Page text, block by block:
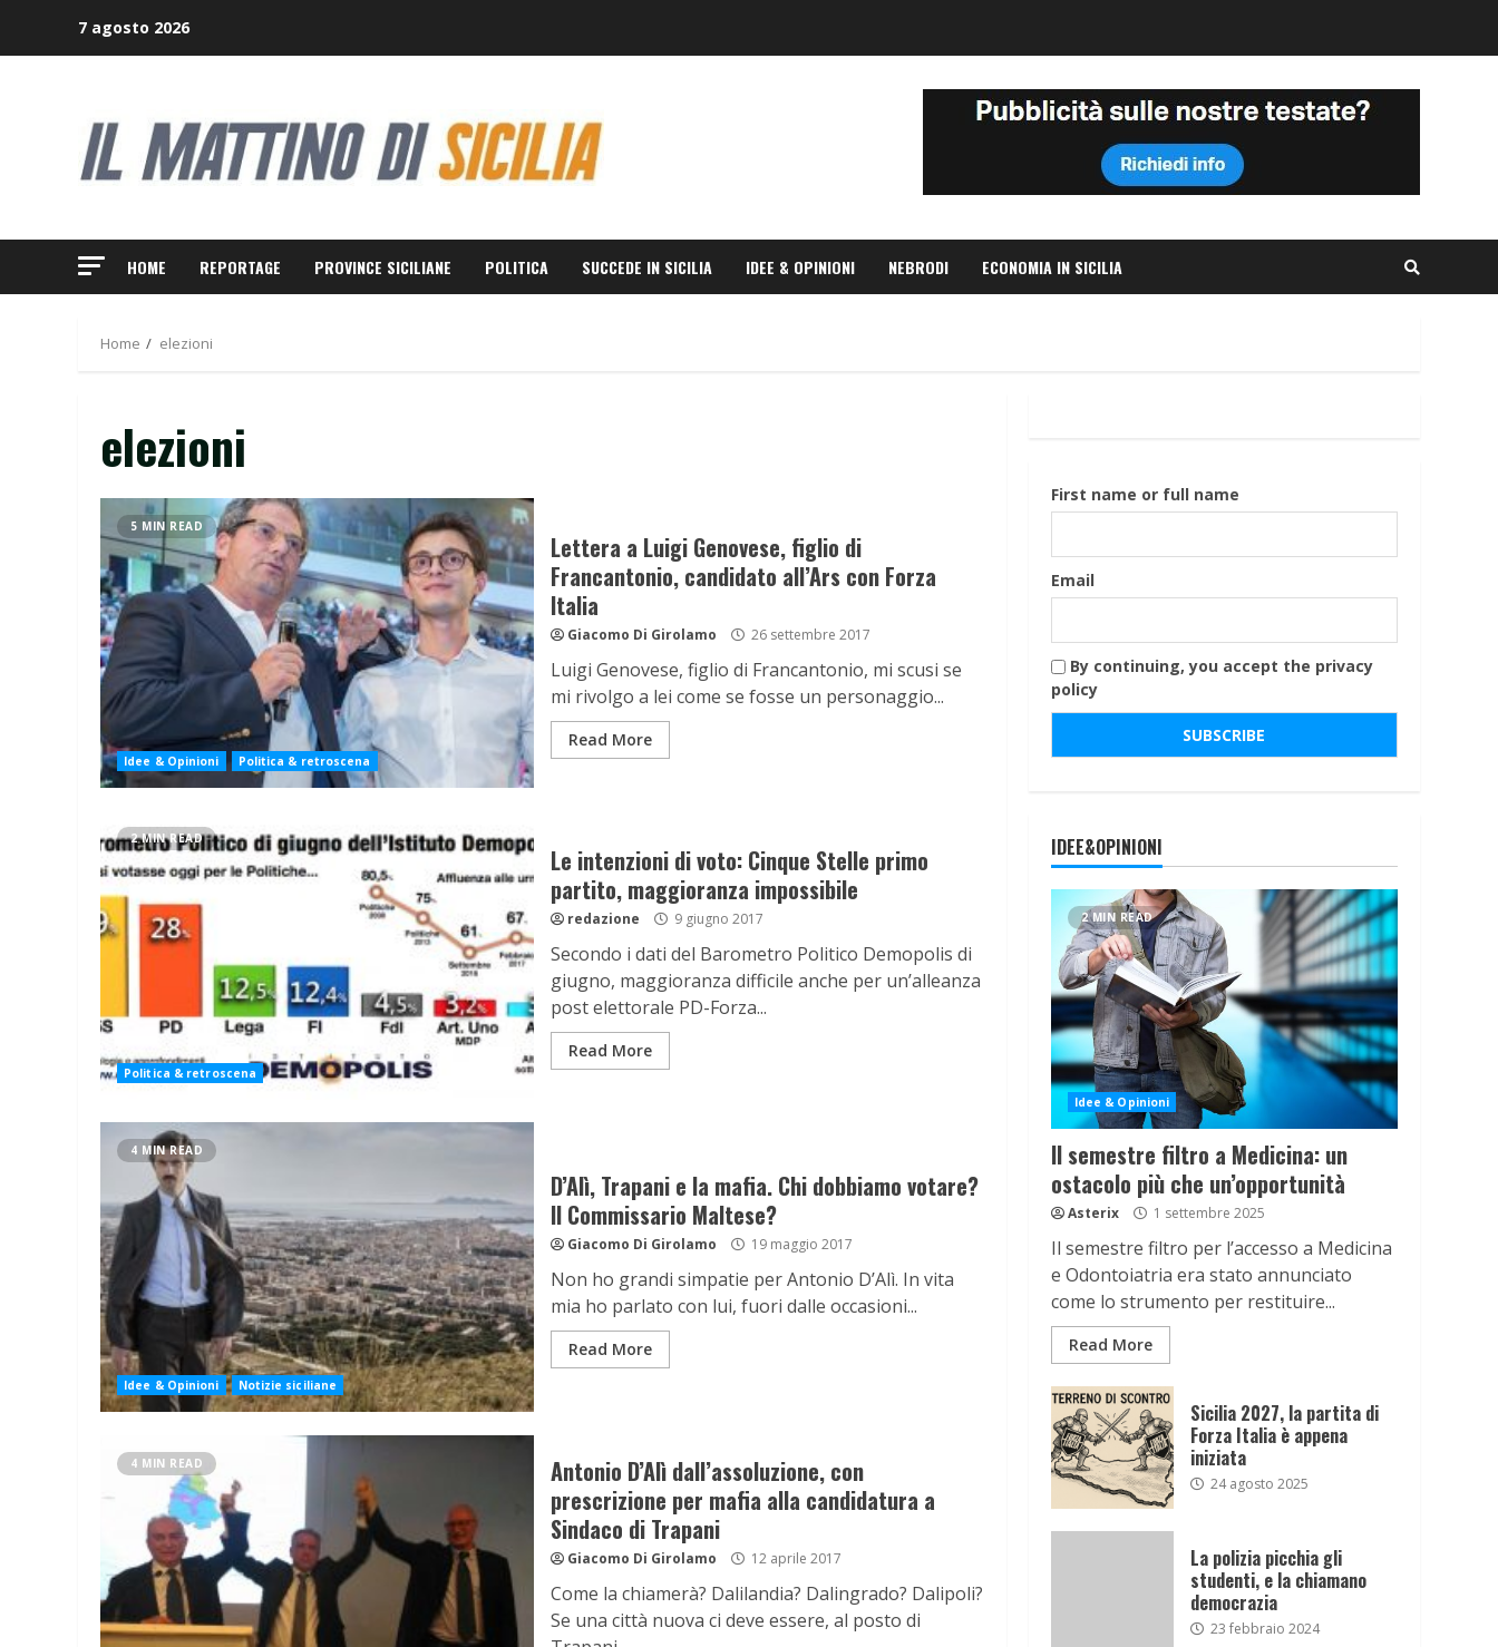
7 agosto 2026
HOME REPORTAGE PROVINCE SICILIANE POLITICA SUCCEDE IN SICILIA IDEE & OPINIONI NEBRODI ECONOMIA IN SICILIA
Home elezioni
elezioni
5 MIN READ
Idee & Opinioni Politica & retroscena
Lettera a Luigi Genovese, figlio di
Francantonio, candidato all’Ars con Forza
Italia
Giacomo Di Girolamo 26 settembre 2017
Luigi Genovese, figlio di Francantonio, mi scusi se
mi rivolgo a lei come se fosse un personaggio...
Read More
2 MIN READ
Politica & retroscena
Le intenzioni di voto: Cinque Stelle primo
partito, maggioranza impossibile
redazione 9 giugno 2017
Secondo i dati del Barometro Politico Demopolis di
giugno, maggioranza difficile anche per un’alleanza
post elettorale PD-Forza...
Read More
4 MIN READ
Idee & Opinioni Notizie siciliane
D’Alì, Trapani e la mafia. Chi dobbiamo votare?
Il Commissario Maltese?
Giacomo Di Girolamo 19 maggio 2017
Non ho grandi simpatie per Antonio D’Alì. In vita
mia ho parlato con lui, fuori dalle occasioni...
Read More
4 MIN READ
Antonio D’Alì dall’assoluzione, con
prescrizione per mafia alla candidatura a
Sindaco di Trapani
Giacomo Di Girolamo 12 aprile 2017
Come la chiamerà? Dalilandia? Dalingrado? Dalipoli?
Se una città nuova ci deve essere, al posto di
First name or full name
Email
By continuing, you accept the privacy
policy
IDEE&OPINIONI
2 MIN READ
Idee & Opinioni
Il semestre filtro a Medicina: un
ostacolo più che un’opportunità
Asterix 1 settembre 2025
Il semestre filtro per l’accesso a Medicina
e Odontoiatria era stato annunciato
come lo strumento per restituire...
Read More
Sicilia 2027, la partita di
Forza Italia è appena
iniziata
24 agosto 2025
La polizia picchia gli
studenti, e la chiamano
democrazia
23 febbraio 2024